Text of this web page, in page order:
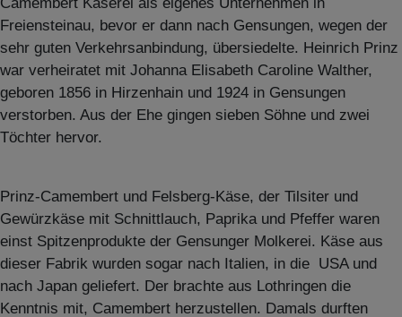
Freiensteinau, bevor er dann nach Gensungen, wegen der
sehr guten Verkehrsanbindung, übersiedelte. Heinrich Prinz
war verheiratet mit Johanna Elisabeth Caroline Walther,
geboren 1856 in Hirzenhain und 1924 in Gensungen
verstorben. Aus der Ehe gingen sieben Söhne und zwei
Töchter hervor.
Prinz-Camembert und Felsberg-Käse, der Tilsiter und
Gewürzkäse mit Schnittlauch, Paprika und Pfeffer waren
einst Spitzenprodukte der Gensunger Molkerei. Käse aus
dieser Fabrik wurden sogar nach Italien, in die USA und
nach Japan geliefert. Der brachte aus Lothringen die
Kenntnis mit, Camembert herzustellen. Damals durften